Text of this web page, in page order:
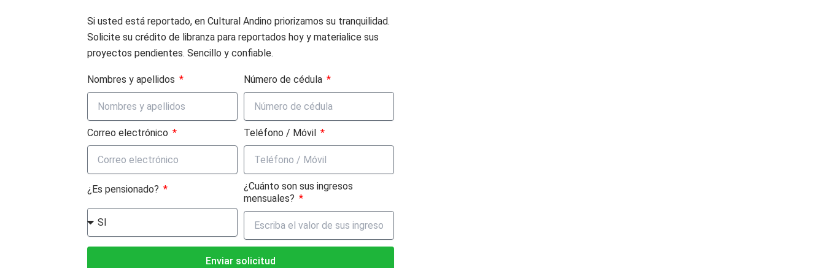
Si usted está reportado, en Cultural Andino priorizamos su tranquilidad.
Solicite su crédito de libranza para reportados hoy y materialice sus
proyectos pendientes. Sencillo y confiable.
Nombres y apellidos Número de cédula
Correo electrónico Teléfono / Móvil
¿Es pensionado?
¿Cuánto son sus ingresos
mensuales?
Enviar solicitud